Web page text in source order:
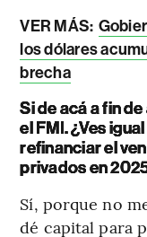
VER MÁS:
los dólares
brecha
Si de acá a fin
el FMI. ¿Ves
refinanciar el
privados en
Sí, porque no
dé capital para